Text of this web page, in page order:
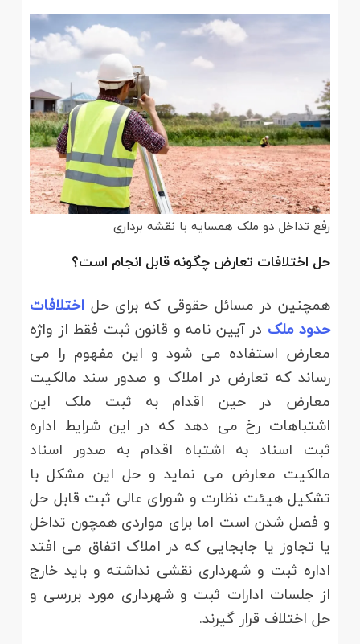
رفع تداخل دو ملک همسایه با نقشه برداری
حل اختلافات تعارض چگونه قابل انجام است؟
همچنین در مسائل حقوقی که برای حل اختلافات
حدود ملک در آیین نامه و قانون ثبت فقط از واژه
معارض استفاده می شود و این مفهوم را می
رساند که تعارض در املاک و صدور سند مالکیت
معارض در حین اقدام به ثبت ملک این
اشتباهات رخ می دهد که در این شرایط اداره
ثبت اسناد به اشتباه اقدام به صدور اسناد
مالکیت معارض می نماید و حل این مشکل با
تشکیل هیئت نظارت و شورای عالی ثبت قابل حل
و فصل شدن است اما برای مواردی همچون تداخل
یا تجاوز یا جابجایی که در املاک اتفاق می افتد
اداره ثبت و شهرداری نقشی نداشته و باید خارج
از جلسات ادارات ثبت و شهرداری مورد بررسی و
حل اختلاف قرار گیرند.